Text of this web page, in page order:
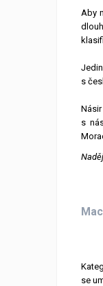
Aby
s
s
se